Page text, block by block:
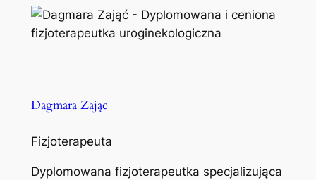
Dagmara Zając
Fizjoterapeuta
Dyplomowana fizjoterapeutka specjalizująca